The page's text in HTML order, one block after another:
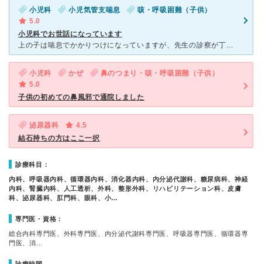
小児科 小児気管支喘息
咳・呼吸困難（子供）
5.0
小児科でお世話になっています
上の子は喘息でかかりつけになっていますが、先生の診察が丁寧でわかりやすいので、子どもも親もとても信頼しています。 こどもの体調をよくみてくれるので、喘息の発作も強いものはでずに、元気に過ごしています
小児科 かぜ
鼻のつまり・咳・呼吸困難（子供）
5.0
子供の初めての鼻風邪で通院しました
泌尿器科
4.5
結石持ちの方はここ一択
診療科目：
内科、呼吸器内科、循環器内科、消化器内科、内分泌代謝科、糖尿病科、神経
内科、腎臓内科、人工透析、外科、整形外科、リハビリテーション科、皮膚
科、泌尿器科、肛門科、眼科、小…
専門医・資格：
総合内科専門医、外科専門医、内分泌代謝科専門医、呼吸器専門医、循環器専
門医、消…